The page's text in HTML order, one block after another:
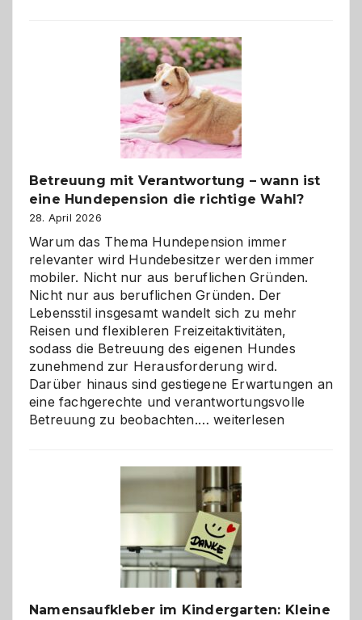
Betreuung mit Verantwortung – wann ist
eine Hundepension die richtige Wahl?
28. April 2026
Warum das Thema Hundepension immer
relevanter wird Hundebesitzer werden immer
mobiler. Nicht nur aus beruflichen Gründen.
Nicht nur aus beruflichen Gründen. Der
Lebensstil insgesamt wandelt sich zu mehr
Reisen und flexibleren Freizeitaktivitäten,
sodass die Betreuung des eigenen Hundes
zunehmend zur Herausforderung wird.
Darüber hinaus sind gestiegene Erwartungen an
eine fachgerechte und verantwortungsvolle
Betreuung zu beobachten.…Betreuung
wann
ist
eine
Hundepension
die
richtige
weiterlesen
Namensaufkleber im Kindergarten: Kleine